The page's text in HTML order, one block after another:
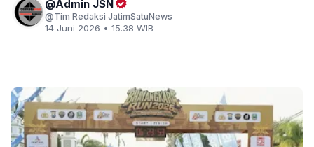
Admin JSN
Tim Redaksi JatimSatuNews
14 Juni 2026 • 15.38 WIB